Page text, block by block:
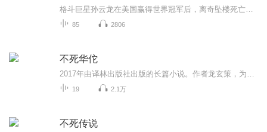
85 2806
不死华佗
19 2.1万
不死传说